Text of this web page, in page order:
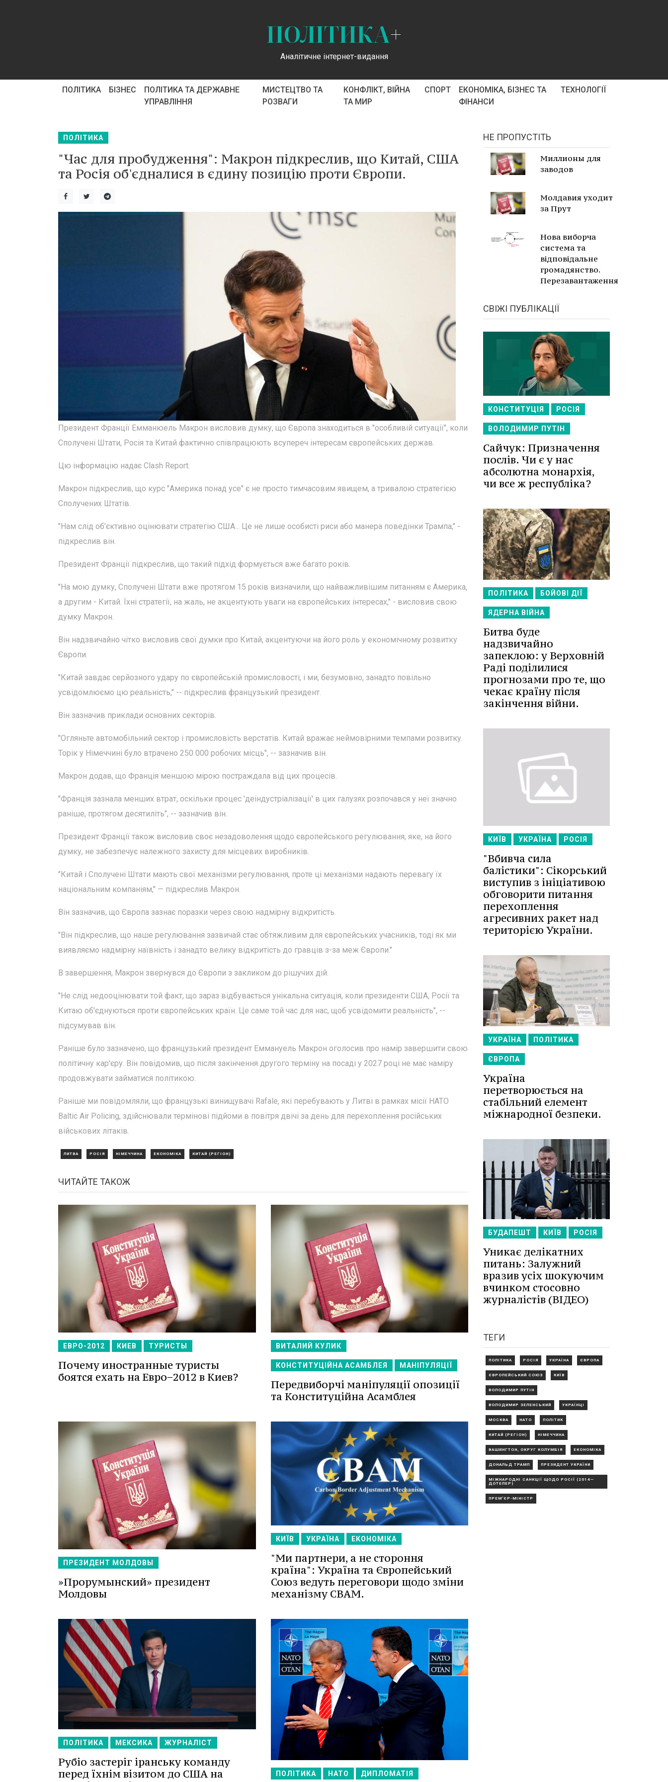
ПОЛІТИКА+
Аналітичне інтернет-видання
ПОЛІТИКА БІЗНЕС
ПОЛІТИКА ТА ДЕРЖАВНЕ
УПРАВЛІННЯ
МИСТЕЦТВО ТА
РОЗВАГИ
КОНФЛІКТ, ВІЙНА
ТА МИР
СПОРТ
ЕКОНОМІКА, БІЗНЕС ТА
ФІНАНСИ
ТЕХНОЛОГІЇ
ПОЛІТИКА
"Час для пробудження": Макрон підкреслив, що Китай, США
та Росія об'єдналися в єдину позицію проти Європи.
Президент Франції Емманюель Макрон висловив думку, що Європа знаходиться в "особливій ситуації", коли
Сполучені Штати, Росія та Китай фактично співпрацюють всупереч інтересам європейських держав.
Цю інформацію надає Clash Report.
Макрон підкреслив, що курс "Америка понад усе" є не просто тимчасовим явищем, а тривалою стратегією
Сполучених Штатів.
"Нам слід об'єктивно оцінювати стратегію США... Це не лише особисті риси або манера поведінки Трампа," -
підкреслив він.
Президент Франції підкреслив, що такий підхід формується вже багато років.
"На мою думку, Сполучені Штати вже протягом 15 років визначили, що найважливішим питанням є Америка,
а другим - Китай. Їхні стратегії, на жаль, не акцентують уваги на європейських інтересах," - висловив свою
думку Макрон.
Він надзвичайно чітко висловив свої думки про Китай, акцентуючи на його роль у економічному розвитку
Європи.
"Китай завдає серйозного удару по європейській промисловості, і ми, безумовно, занадто повільно
усвідомлюємо цю реальність," -- підкреслив французький президент.
Він зазначив приклади основних секторів.
"Огляньте автомобільний сектор і промисловість верстатів. Китай вражає неймовірними темпами розвитку.
Торік у Німеччині було втрачено 250 000 робочих місць", -- зазначив він.
Макрон додав, що Франція меншою мірою постраждала від цих процесів.
"Франція зазнала менших втрат, оскільки процес 'деіндустріалізації' в цих галузях розпочався у неї значно
раніше, протягом десятиліть", -- зазначив він.
Президент Франції також висловив своє незадоволення щодо європейського регулювання, яке, на його
думку, не забезпечує належного захисту для місцевих виробників.
"Китай і Сполучені Штати мають свої механізми регулювання, проте ці механізми надають перевагу їх
національним компаніям," — підкреслив Макрон.
Він зазначив, що Європа зазнає поразки через свою надмірну відкритість.
"Він підкреслив, що наше регулювання зазвичай стає обтяжливим для європейських учасників, тоді як ми
виявляємо надмірну наївність і занадто велику відкритість до гравців з-за меж Європи."
В завершення, Макрон звернувся до Європи з закликом до рішучих дій.
"Не слід недооцінювати той факт, що зараз відбувається унікальна ситуація, коли президенти США, Росії та
Китаю об'єднуються проти європейських країн. Це саме той час для нас, щоб усвідомити реальність", --
підсумував він.
Раніше було зазначено, що французький президент Еммануель Макрон оголосив про намір завершити свою
політичну кар'єру. Він повідомив, що після закінчення другого терміну на посаді у 2027 році не має наміру
продовжувати займатися політикою.
Раніше ми повідомляли, що французькі винищувачі Rafale, які перебувають у Литві в рамках місії НАТО
Baltic Air Policing, здійснювали термінові підйоми в повітря двічі за день для перехоплення російських
військових літаків.
ЛИТВА РОСІЯ НІМЕЧЧИНА ЕКОНОМІКА КИТАЙ (РЕГІОН)
ЧИТАЙТЕ ТАКОЖ
ЕВРО-2012 КИЕВ ТУРИСТЫ
Почему иностранные туристы
боятся ехать на Евро−2012 в Киев?
ВИТАЛИЙ КУЛИК
КОНСТИТУЦІЙНА АСАМБЛЕЯ МАНІПУЛЯЦІЇ
Передвиборчі маніпуляції опозиції
та Конституційна Асамблея
ПРЕЗИДЕНТ МОЛДОВЫ
»Прорумынский» президент
Молдовы
КИЇВ УКРАЇНА ЕКОНОМІКА
"Ми партнери, а не стороння
країна": Україна та Європейський
Союз ведуть переговори щодо зміни
механізму СВАМ.
ПОЛІТИКА МЕКСИКА ЖУРНАЛІСТ
Рубіо застеріг іранську команду
перед їхнім візитом до США на
ПОЛІТИКА НАТО ДИПЛОМАТІЯ
НЕ ПРОПУСТІТЬ
Миллионы для
заводов
Молдавия уходит
за Прут
Нова виборча
система та
відповідальне
громадянство.
Перезавантаження
СВІЖІ ПУБЛІКАЦІЇ
КОНСТИТУЦІЯ РОСІЯ
ВОЛОДИМИР ПУТІН
Сайчук: Призначення
послів. Чи є у нас
абсолютна монархія,
чи все ж республіка?
ПОЛІТИКА БОЙОВІ ДІЇ
ЯДЕРНА ВІЙНА
Битва буде
надзвичайно
запеклою: у Верховній
Раді поділилися
прогнозами про те, що
чекає країну після
закінчення війни.
КИЇВ УКРАЇНА РОСІЯ
"Вбивча сила
балістики": Сікорський
виступив з ініціативою
обговорити питання
перехоплення
агресивних ракет над
територією України.
УКРАЇНА ПОЛІТИКА
ЄВРОПА
Україна
перетворюється на
стабільний елемент
міжнародної безпеки.
БУДАПЕШТ КИЇВ РОСІЯ
Уникає делікатних
питань: Залужний
вразив усіх шокуючим
вчинком стосовно
журналістів (ВІДЕО)
ТЕГИ
ПОЛІТИКА РОСІЯ УКРАЇНА ЄВРОПА
ЄВРОПЕЙСЬКИЙ СОЮЗ КИЇВ
ВОЛОДИМИР ПУТІН
ВОЛОДИМИР ЗЕЛЕНСЬКИЙ УКРАЇНЦІ
МОСКВА НАТО ПОЛІТИК
КИТАЙ (РЕГІОН) НІМЕЧЧИНА
ВАШИНГТОН, ОКРУГ КОЛУМБІЯ ЕКОНОМІКА
ДОНАЛЬД ТРАМП ПРЕЗИДЕНТ УКРАЇНИ
МІЖНАРОДНІ САНКЦІЇ ЩОДО РОСІЇ (2014—
ДОТЕПЕР)
ПРЕМ'ЄР-МІНІСТР